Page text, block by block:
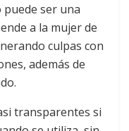
ser una
a la mujer de
culpas con
además de
transparentes si